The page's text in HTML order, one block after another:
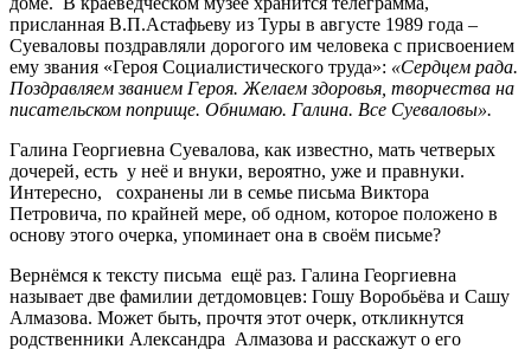
присланная В.П.Астафьеву из Туры в августе 1989 года –
Суеваловы поздравляли дорогого им человека с присвоением
ему звания «Героя Социалистического труда»: «Сердцем рада.
Поздравляем званием Героя. Желаем здоровья, творчества на
писательском поприще. Обнимаю. Галина. Все Суеваловы».
Галина Георгиевна Суевалова, как известно, мать четверых
дочерей, есть у неё и внуки, вероятно, уже и правнуки.
Интересно, сохранены ли в семье письма Виктора
Петровича, по крайней мере, об одном, которое положено в
основу этого очерка, упоминает она в своём письме?
Вернёмся к тексту письма ещё раз. Галина Георгиевна
называет две фамилии детдомовцев: Гошу Воробьёва и Сашу
Алмазова. Может быть, прочтя этот очерк, откликнутся
родственники Александра Алмазова и расскажут о его